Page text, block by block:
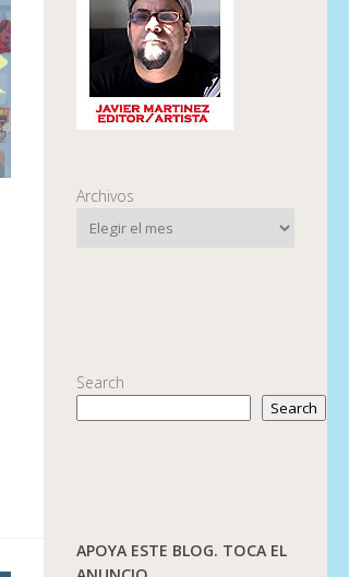
Archivos
Search
Search
APOYA ESTE BLOG. TOCA EL